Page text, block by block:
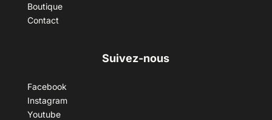
Boutique
Contact
Suivez-nous
Facebook
Instagram
Youtube